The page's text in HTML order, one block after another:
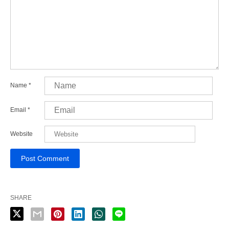
Name *
Email *
Website
SHARE